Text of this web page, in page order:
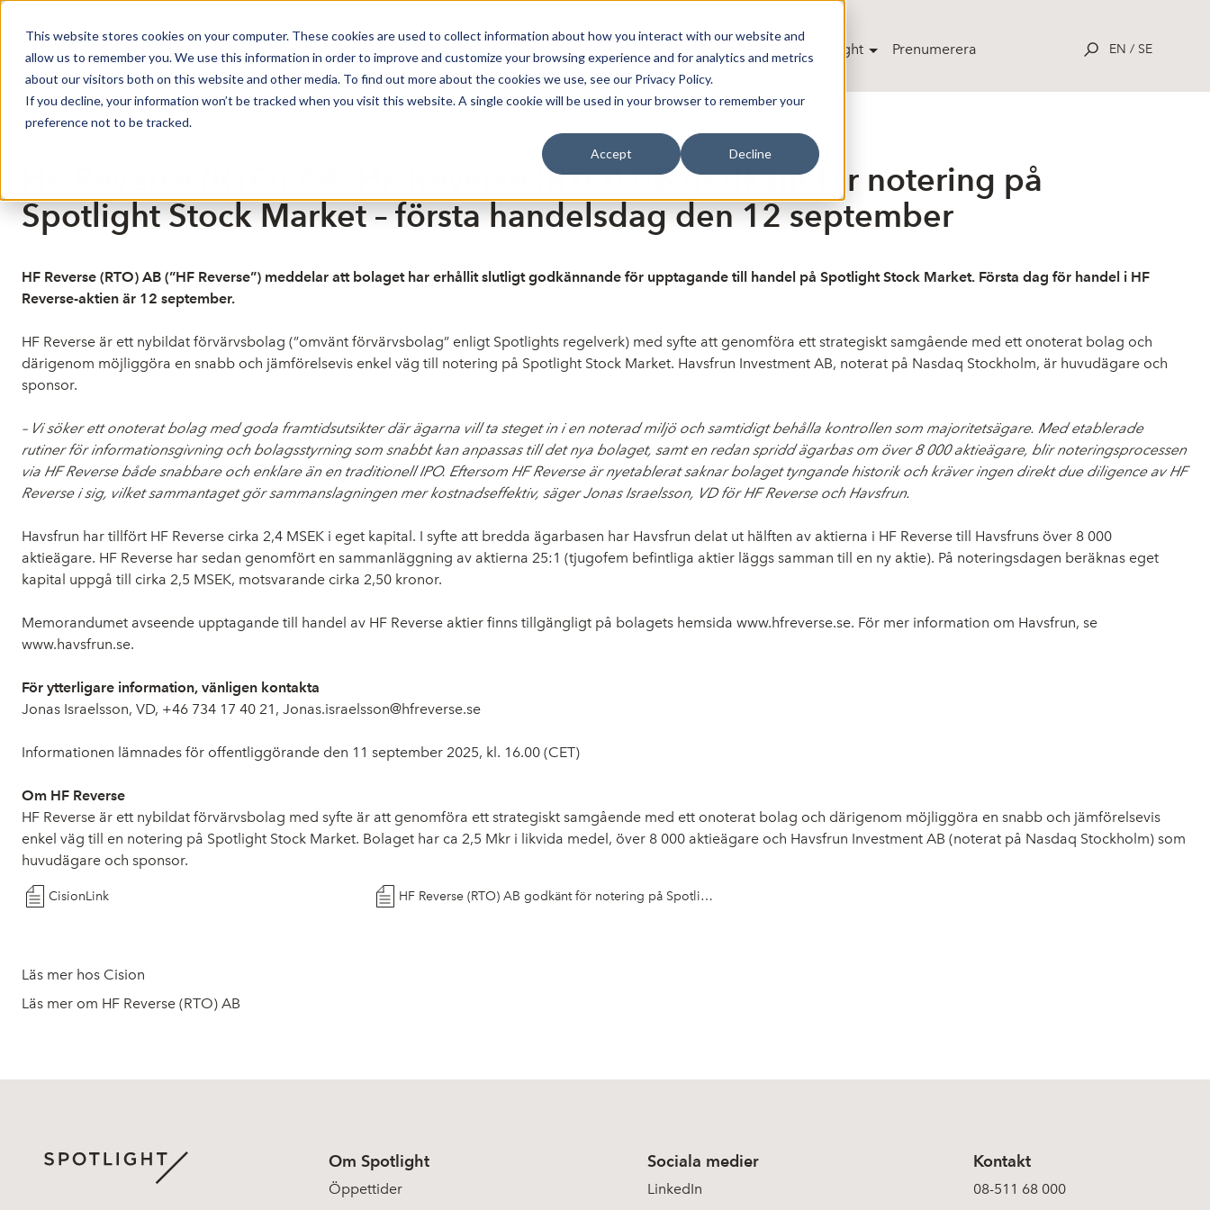
This website stores cookies on your computer. These cookies are used to collect information about how you interact with our website and
allow us to remember you. We use this information in order to improve and customize your browsing experience and for analytics and metrics
about our visitors both on this website and other media. To find out more about the cookies we use, see our Privacy Policy.
If you decline, your information won’t be tracked when you visit this website. A single cookie will be used in your browser to remember your
preference not to be tracked.
Accept Decline
Om Spotlight Prenumerera EN / SE
Press release from Companies
HF Reverse (RTO) AB: HF Reverse (RTO) AB godkänt för notering på
Spotlight Stock Market – första handelsdag den 12 september
HF Reverse (RTO) AB (”HF Reverse”) meddelar att bolaget har erhållit slutligt godkännande för upptagande till handel på Spotlight Stock Market. Första dag för handel i HF
Reverse-aktien är 12 september.
HF Reverse är ett nybildat förvärvsbolag (”omvänt förvärvsbolag” enligt Spotlights regelverk) med syfte att genomföra ett strategiskt samgående med ett onoterat bolag och
därigenom möjliggöra en snabb och jämförelsevis enkel väg till notering på Spotlight Stock Market. Havsfrun Investment AB, noterat på Nasdaq Stockholm, är huvudägare och
sponsor.
– Vi söker ett onoterat bolag med goda framtidsutsikter där ägarna vill ta steget in i en noterad miljö och samtidigt behålla kontrollen som majoritetsägare. Med etablerade
rutiner för informationsgivning och bolagsstyrning som snabbt kan anpassas till det nya bolaget, samt en redan spridd ägarbas om över 8 000 aktieägare, blir noteringsprocessen
via HF Reverse både snabbare och enklare än en traditionell IPO. Eftersom HF Reverse är nyetablerat saknar bolaget tyngande historik och kräver ingen direkt due diligence av HF
Reverse i sig, vilket sammantaget gör sammanslagningen mer kostnadseffektiv, säger Jonas Israelsson, VD för HF Reverse och Havsfrun.
Havsfrun har tillfört HF Reverse cirka 2,4 MSEK i eget kapital. I syfte att bredda ägarbasen har Havsfrun delat ut hälften av aktierna i HF Reverse till Havsfruns över 8 000
aktieägare. HF Reverse har sedan genomfört en sammanläggning av aktierna 25:1 (tjugofem befintliga aktier läggs samman till en ny aktie). På noteringsdagen beräknas eget
kapital uppgå till cirka 2,5 MSEK, motsvarande cirka 2,50 kronor.
Memorandumet avseende upptagande till handel av HF Reverse aktier finns tillgängligt på bolagets hemsida www.hfreverse.se. För mer information om Havsfrun, se
www.havsfrun.se.
För ytterligare information, vänligen kontakta
Jonas Israelsson, VD, +46 734 17 40 21, Jonas.israelsson@hfreverse.se
Informationen lämnades för offentliggörande den 11 september 2025, kl. 16.00 (CET)
Om HF Reverse
HF Reverse är ett nybildat förvärvsbolag med syfte är att genomföra ett strategiskt samgående med ett onoterat bolag och därigenom möjliggöra en snabb och jämförelsevis
enkel väg till en notering på Spotlight Stock Market. Bolaget har ca 2,5 Mkr i likvida medel, över 8 000 aktieägare och Havsfrun Investment AB (noterat på Nasdaq Stockholm) som
huvudägare och sponsor.
CisionLink HF Reverse (RTO) AB godkänt för notering på Spotlight Stock Market – första handelsdag den 12 september
Läs mer hos Cision
Läs mer om HF Reverse (RTO) AB
Om Spotlight
Öppettider
Sociala medier
LinkedIn
Kontakt
08-511 68 000